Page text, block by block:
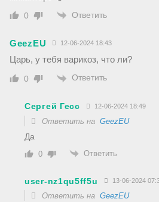
0 Ответить
GeezEU 12-06-2024 18:43
Царь, у тебя варикоз, что ли?
0 Ответить
Сергей Гесс 12-06-2024 18:49
Ответить на GeezEU
Да
0 Ответить
user-nz1qu5ff5u 13-06-2024
Ответить на GeezEU